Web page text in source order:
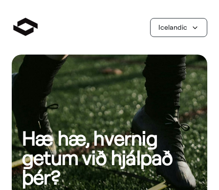
Icelandic
Hæ hæ, hvernig
getum við hjálpað
þér?